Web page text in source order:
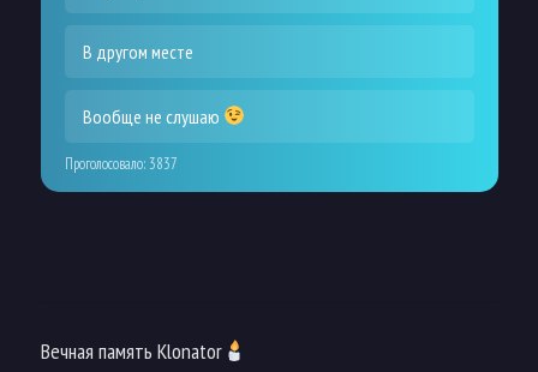
В другом месте
Вообще не слушаю
Проголосовало:3837
Вечная память Klonator